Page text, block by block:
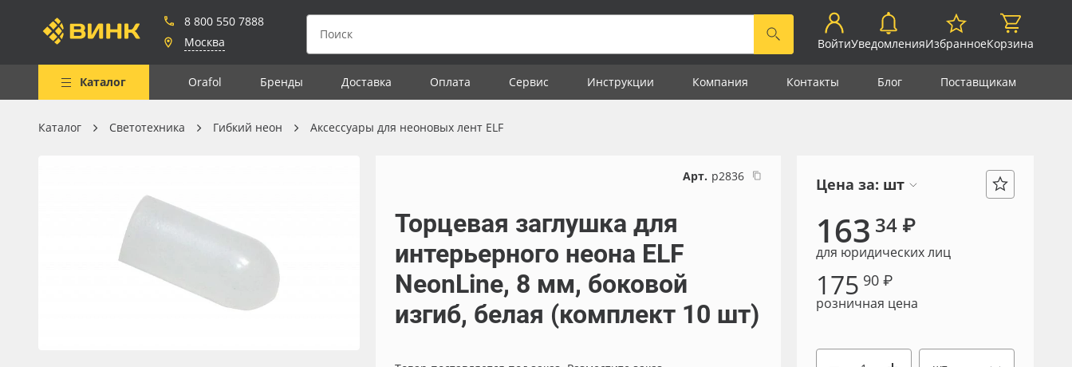
8 800 550 7888
Москва
ВойтиУведомленияИзбранноеКорзина
Каталог Orafol Бренды Доставка Оплата Сервис Инструкции Компания Контакты Блог Поставщикам
Весь каталог
Самоклеящиеся плёнки
Листовые материалы
Чернила
Клей, скотчи и крепёж
Каталог Светотехника Гибкий неон Аксессуары для неоновых лент ELF
Арт. р2836
Торцевая заглушка для
интерьерного неона ELF
NeonLine, 8 мм, боковой
изгиб, белая (комплект 10 шт)
Цена за: шт
163 34 ₽
для юридических лиц
175 90 ₽
розничная цена